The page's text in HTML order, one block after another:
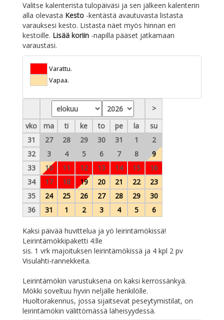
Valitse kalenterista tulopäiväsi ja sen jälkeen kalenterin
alla olevasta Kesto -kentästä avautuvasta listasta
varauksesi kesto. Listasta näet myös hinnan eri
kestoille. Lisää koriin -napilla pääset jatkamaan
varaustasi.
Varattu.
Vapaa.
>
vko
ma ti ke to pe la
su
31
27 28 29 30 31 1
2
32
3 4 5 6 7 8
9
33
10 11 12 13 14 15
16
34
17 18 19 20 21 22
23
35
24 25 26 27 28 29
30
36
31 1 2 3 4 5 6
Kaksi päivää huvittelua ja yö leirintämökissä!
Leirintämökkipaketti 4:lle
sis. 1 vrk majoituksen leirintämökissä ja 4 kpl 2 pv
Visulahti-rannekkeita.
Leirintämökin varustuksena on kaksi kerrossänkyä.
Mökki soveltuu hyvin neljälle henkilölle.
Huoltorakennus, jossa sijaitsevat peseytymistilat, on
leirintämökin välittömässä läheisyydessä.